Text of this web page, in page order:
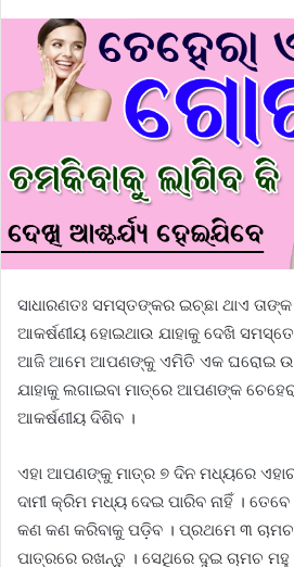
ସାଧାରଣତଃ ସମସ୍ତଙ୍କର ଇଚ୍ଛା ଥାଏ ତାଙ୍କ
ଆକର୍ଷଣୀୟ ହୋଇଥାଉ ଯାହାକୁ ଦେଖି
ଆଜି ଆମେ ଆପଣଙ୍କୁ ଏମିତି ଏକ ଘରୋଇ
ଯାହାକୁ ଲଗାଇବା ମାତ୍ରେ ଆପଣଙ୍କ
ଆକର୍ଷଣୀୟ ଦିଶିବ ।
ଏହା ଆପଣଙ୍କୁ ମାତ୍ର ୭ ଦିନ ମଧ୍ୟରେ ଏହାର
ଦାମୀ କ୍ରିମ ମଧ୍ୟ ଦେଇ ପାରିବ ନାହିଁ ।
କଣ କଣ କରିବାକୁ ପଡ଼ିବ । ପ୍ରଥମେ ୩
ପାତ୍ରରେ ରଖନ୍ତୁ । ସେଥିରେ ଦୁଇ ଚାମଚ ମହୁ